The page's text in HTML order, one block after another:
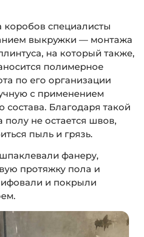
специалисты
выкружки — монтажа
на который также,
полимерное
по его организации
с применением
Благодаря такой
полу не остается швов,
пыль и грязь.
фанеру,
протяжку пола и
и покрыли